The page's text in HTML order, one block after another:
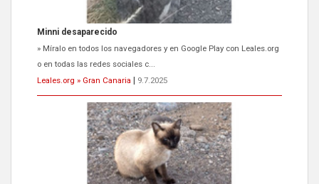
Minni desaparecido
» Míralo en todos los navegadores y en Google Play con Leales.org
o en todas las redes sociales c...
Leales.org » Gran Canaria
9.7.2025